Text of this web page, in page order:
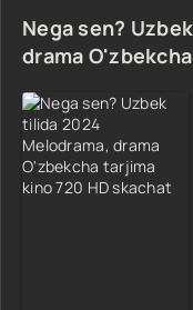
Nega sen?
drama